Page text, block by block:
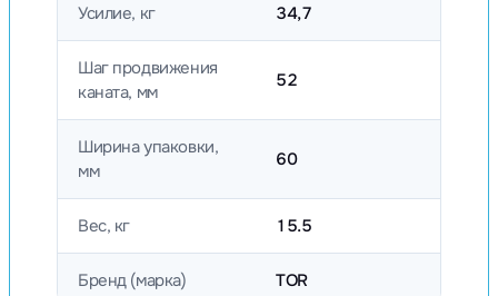
Усилие, кг 34,7
Шаг продвижения
каната, мм
52
Ширина упаковки,
мм
60
Вес, кг 15.5
Бренд (марка) TOR